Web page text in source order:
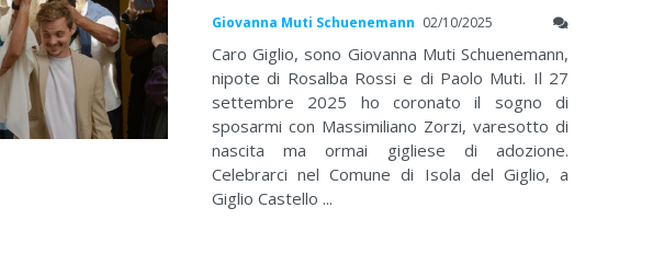
Giovanna Muti Schuenemann 02/10/2025
Caro Giglio, sono Giovanna Muti Schuenemann,
nipote di Rosalba Rossi e di Paolo Muti. Il 27
settembre 2025 ho coronato il sogno di
sposarmi con Massimiliano Zorzi, varesotto di
nascita ma ormai gigliese di adozione.
Celebrarci nel Comune di Isola del Giglio, a
Giglio Castello ...